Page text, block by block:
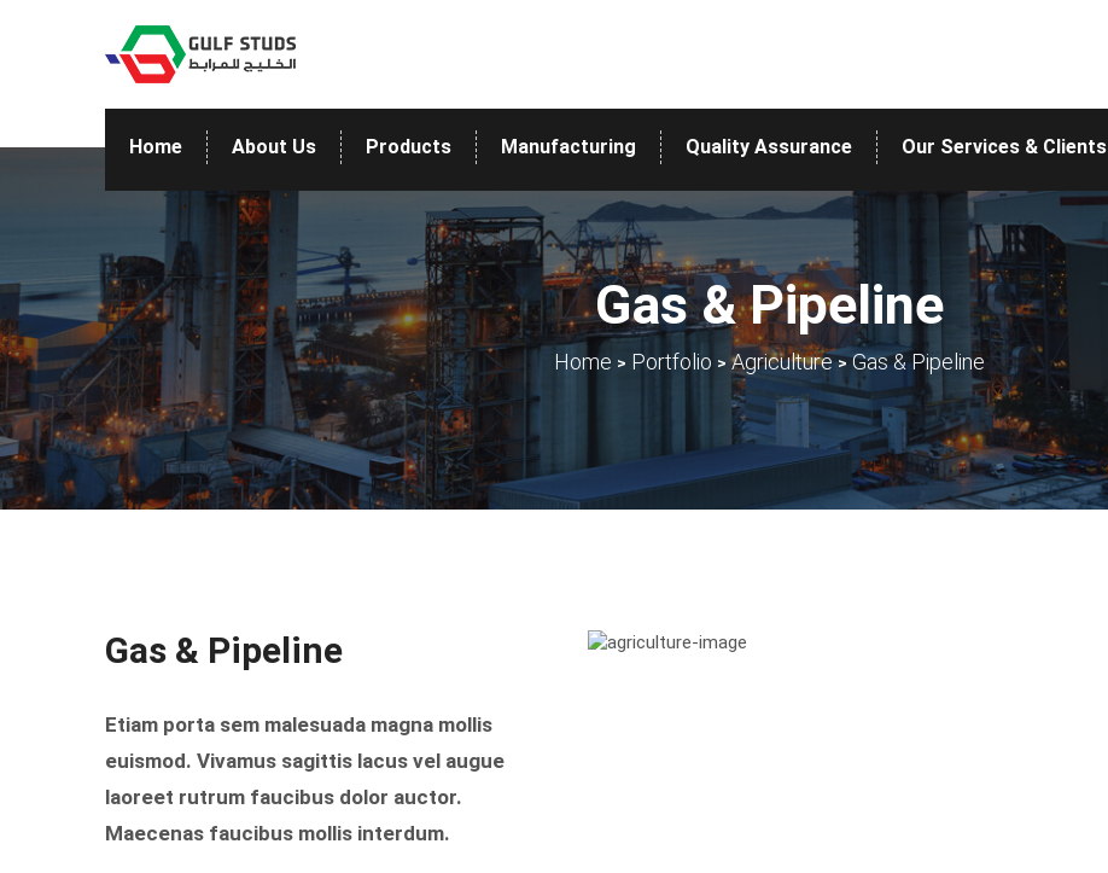
Home About Us Products Manufacturing Quality Assurance Our Services & Clients
Gas & Pipeline
Home > Portfolio >Agriculture>Gas & Pipeline
Gas & Pipeline
Etiam porta sem malesuada magna mollis
euismod. Vivamus sagittis lacus vel augue
laoreet rutrum faucibus dolor auctor.
Maecenas faucibus mollis interdum.